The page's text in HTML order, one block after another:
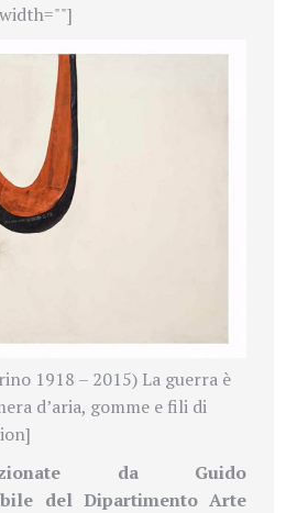
1918 – 2015) La guerra è
d’aria, gomme e fili di
da Guido
del Dipartimento Arte